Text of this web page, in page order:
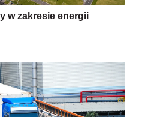
w zakresie energii